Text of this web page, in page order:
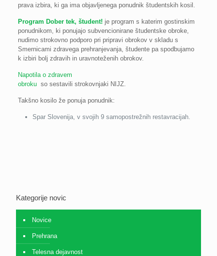
prava izbira, ki ga ima objavljenega ponudnik študentskih kosil.
Program Dober tek, študent! je program s katerim gostinskim
ponudnikom, ki ponujajo subvencionirane študentske obroke,
nudimo strokovno podporo pri pripravi obrokov v skladu s
Smernicami zdravega prehranjevanja, študente pa spodbujamo
k izbiri bolj zdravih in uravnoteženih obrokov.
Napotila o zdravem
obroku so sestavili strokovnjaki NIJZ.
Takšno kosilo že ponuja ponudnik:
Spar Slovenija, v svojih 9 samopostrežnih restavracijah.
Kategorije novic
Novice
Prehrana
Telesna dejavnost